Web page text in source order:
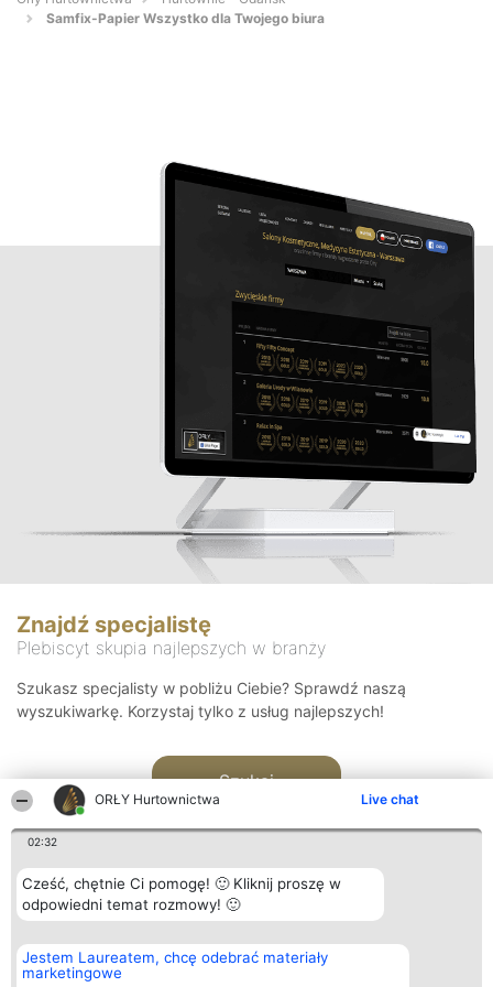
ORŁY Hurtownictwa Live chat
02:32
Cześć, chętnie Ci pomogę! 🙂 Kliknij proszę w
odpowiedni temat rozmowy! 🙂
Jestem Laureatem, chcę odebrać materiały
marketingowe
Samfix-Papier Wszystko dla Twojego biura
Znajdź specjalistę
Plebiscyt skupia najlepszych w branży
Szukasz specjalisty w pobliżu Ciebie? Sprawdź naszą
wyszukiwarkę. Korzystaj tylko z usług najlepszych!
Szukaj
Organizator plebiscytu
Bright Side Solutions sp. z o.
o. sp. k.
Plebiscyt
Laureaci
Kontakt
Kontakt